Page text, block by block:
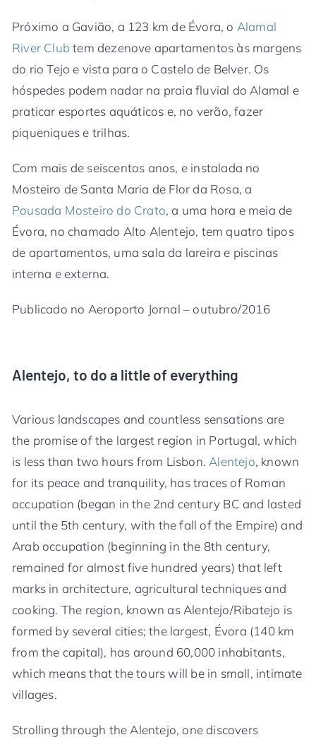
Próximo a Gavião, a 123 km de Évora, o Alamal
River Clubtem dezenove apartamentos às margens
do rio Tejo e vista para o Castelo de Belver. Os
hóspedes podem nadar na praia fluvial do Alamal e
praticar esportes aquáticos e, no verão, fazer
piqueniques e trilhas.
Com mais de seiscentos anos, e instalada no
Mosteiro de Santa Maria de Flor da Rosa, a
Pousada Mosteiro do Crato, a uma hora e meia de
Évora, no chamado Alto Alentejo, tem quatro tipos
de apartamentos, uma sala da lareira e piscinas
interna e externa.
Publicado no Aeroporto Jornal – outubro/2016
Alentejo, to do a little of everything
Various landscapes and countless sensations are
the promise of the largest region in Portugal, which
is less than two hours from Lisbon. Alentejo, known
for its peace and tranquility, has traces of Roman
occupation (began in the 2nd century BC and lasted
until the 5th century, with the fall of the Empire) and
Arab occupation (beginning in the 8th century,
remained for almost five hundred years) that left
marks in architecture, agricultural techniques and
cooking. The region, known as Alentejo/Ribatejo is
formed by several cities; the largest, Évora (140 km
from the capital), has around 60,000 inhabitants,
which means that the tours will be in small, intimate
villages.
Strolling through the Alentejo, one discovers